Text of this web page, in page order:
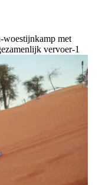
woestijnkamp met
vervoer-1